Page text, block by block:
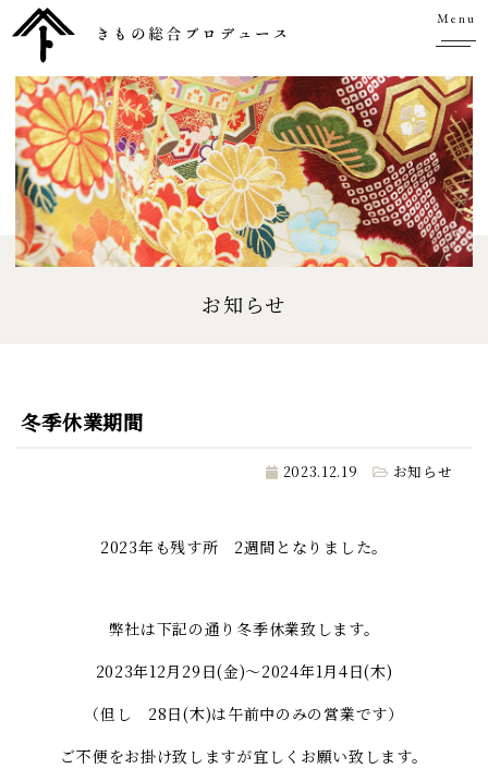
Menu
お知らせ
冬季休業期間
2023.12.19 お知らせ
2023年も残す所 2週間となりました。
弊社は下記の通り冬季休業致します。
2023年12月29日(金)～2024年1月4日(木)
（但し 28日(木)は午前中のみの営業です）
ご不便をお掛け致しますが宜しくお願い致します。